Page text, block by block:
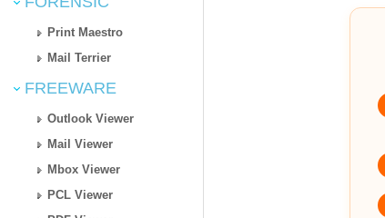
Print Maestro
Mail Terrier
FREEWARE
Outlook Viewer
Mail Viewer
Mbox Viewer
PCL Viewer